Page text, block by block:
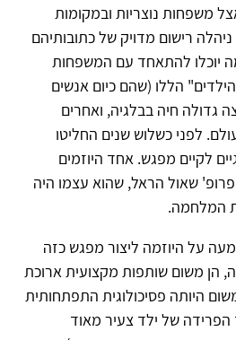
משפחות נוצריות ובמקומות
רישום מדויק של כתובותיהם
יוכלו להתאחד עם המשפחות
הללו (שהם כיום אנשים
גדולה חיה בבלגיה, ואחרים
לפני כשלוש שנים החליטו
לקיים מפגש. אחד היוזמים
שאול הראל, שהוא עצמו היה
המלחמה.
על היוזמה ליצור מפגש כזה
הן משום שותפות מקצועית ארוכת
היותה פסיכולוגית התפתחותית
של ילד צעיר מאוד